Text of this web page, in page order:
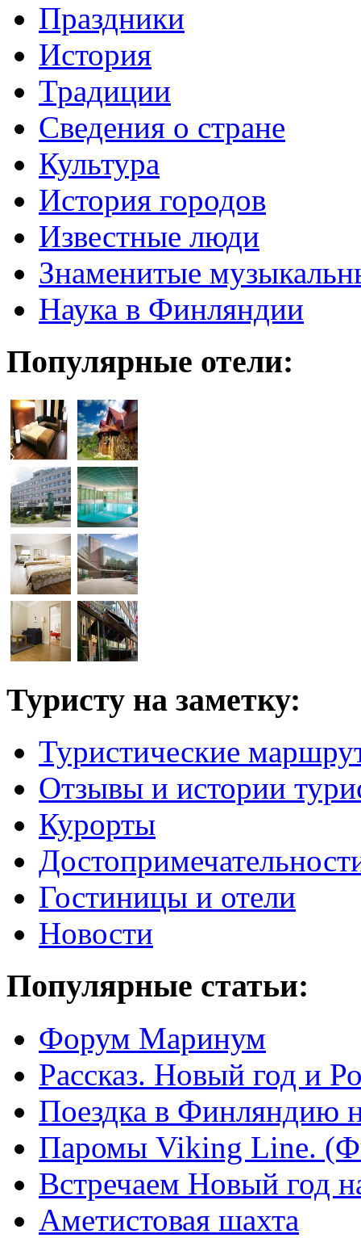
Праздники
История
Традиции
Cведения о стране
Культура
История городов
Известные люди
Знаменитые
Наука в Финляндии
Популярные отели:
Туристу на заметку:
Туристические
Отзывы и истории
Курорты
Гостиницы и отели
Новости
Популярные статьи:
Форум Маринум
Рассказ. Новый год и
Поездка в Финляндию
Паромы Viking Line.
Встречаем Новый год
Аметистовая шахта